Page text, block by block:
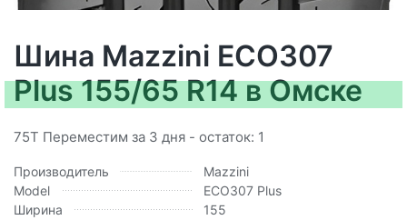
Шина Mazzini ECO307
Plus 155/65 R14 в Омске
75T Переместим за 3 дня - остаток: 1
Производитель
Mazzini
Model
ECO307 Plus
Ширина
155